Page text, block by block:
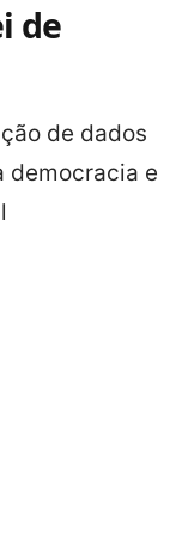
de
de dados
democracia e